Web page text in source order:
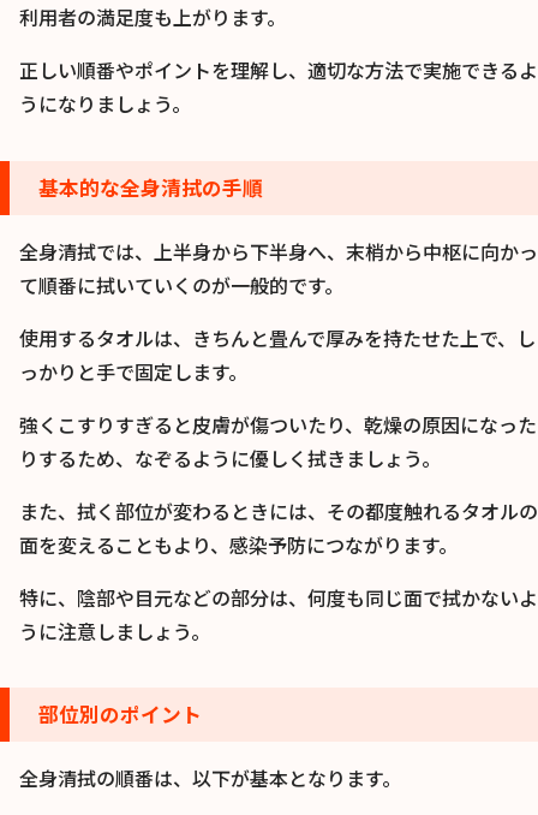
利用者の満足度も上がります。
正しい順番やポイントを理解し、適切な方法で実施できるよ
うになりましょう。
基本的な全身清拭の手順
全身清拭では、上半身から下半身へ、末梢から中枢に向かっ
て順番に拭いていくのが一般的です。
使用するタオルは、きちんと畳んで厚みを持たせた上で、し
っかりと手で固定します。
強くこすりすぎると皮膚が傷ついたり、乾燥の原因になった
りするため、なぞるように優しく拭きましょう。
また、拭く部位が変わるときには、その都度触れるタオルの
面を変えることもより、感染予防につながります。
特に、陰部や目元などの部分は、何度も同じ面で拭かないよ
うに注意しましょう。
部位別のポイント
全身清拭の順番は、以下が基本となります。